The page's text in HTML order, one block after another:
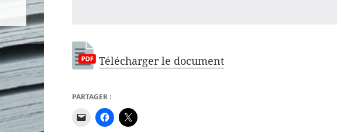
Télécharger le document
PARTAGER :